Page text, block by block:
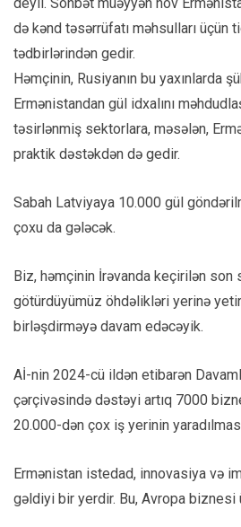
də kənd təsərrüfatı məhsulları üçün
tədbirlərindən gedir.
Həmçinin, Rusiyanın bu yaxınlarda
Ermənistandan gül idxalını
təsirlənmiş sektorlara, məsələn,
praktik dəstəkdən də gedir.
Sabah Latviyaya 10.000 gül
çoxu da gələcək.
Biz, həmçinin İrəvanda keçirilən
götürdüyümüz öhdəlikləri yerinə
birləşdirməyə davam edəcəyik.
Aİ-nin 2024-cü ildən etibarən
çərçivəsində dəstəyi artıq 7000
20.000-dən çox iş yerinin
Ermənistan istedad, innovasiya və
gəldiyi bir yerdir. Bu, Avropa biznesi